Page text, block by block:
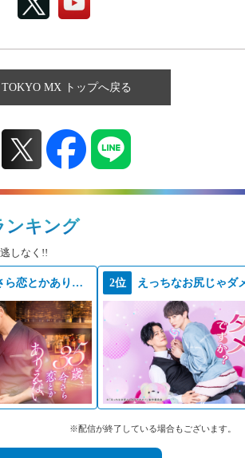
TOKYO MX トップへ戻る
ンキング
しなく!!
３５歳、今さら恋とかありえない 2位
※配信が終了している場合もございます。